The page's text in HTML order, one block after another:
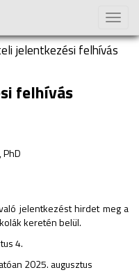
Toggle
jelentkezési felhívás
felhívás
jelentkezést hirdet meg a
keretén belül.
4.
2025. augusztus